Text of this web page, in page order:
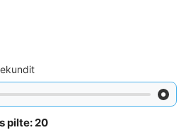
pilte: 20